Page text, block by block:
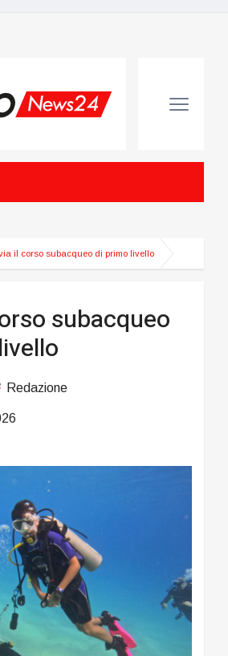
il corso subacqueo di primo livello
subacqueo
Redazione